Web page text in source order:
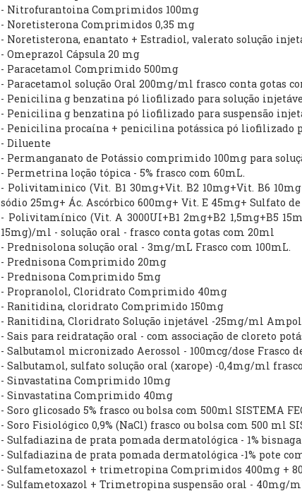
- Nitrofurantoina Comprimidos 100mg
- Noretisterona Comprimidos 0,35 mg
- Noretisterona, enantato + Estradiol, valerato solução
- Omeprazol Cápsula 20 mg
- Paracetamol Comprimido 500mg
- Paracetamol solução Oral 200mg/ml frasco conta gotas
- Penicilina g benzatina pó liofilizado para solução
- Penicilina g benzatina pó liofilizado para suspensão
- Penicilina procaína + penicilina potássica pó liofilizado
- Diluente
- Permanganato de Potássio comprimido 100mg para
- Permetrina loção tópica - 5% frasco com 60mL.
- Polivitaminico (Vit. B1 30mg+Vit. B2 10mg+Vit. B6
sódio 25mg+ Ác. Ascórbico 600mg+ Vit. E 45mg+ Sulfato
- Polivitamínico (Vit. A 3000UI+B1 2mg+B2 1,5mg+B5
15mg)/ml - solução oral - frasco conta gotas com 20ml
- Prednisolona solução oral - 3mg/mL Frasco com 100mL.
- Prednisona Comprimido 20mg
- Prednisona Comprimido 5mg
- Propranolol, Cloridrato Comprimido 40mg
- Ranitidina, cloridrato Comprimido 150mg
- Ranitidina, Cloridrato Solução injetável -25mg/ml
- Sais para reidratação oral - com associação de cloreto
- Salbutamol micronizado Aerossol - 100mcg/dose Frasco
- Salbutamol, sulfato solução oral (xarope) -0,4mg/ml
- Sinvastatina Comprimido 10mg
- Sinvastatina Comprimido 40mg
- Soro glicosado 5% frasco ou bolsa com 500ml SISTEMA
- Soro Fisiológico 0,9% (NaCl) frasco ou bolsa com 500 ml
- Sulfadiazina de prata pomada dermatológica - 1% bisnaga
- Sulfadiazina de prata pomada dermatológica -1% pote
- Sulfametoxazol + trimetropina Comprimidos 400mg +
- Sulfametoxazol + Trimetropina suspensão oral - 40mg/